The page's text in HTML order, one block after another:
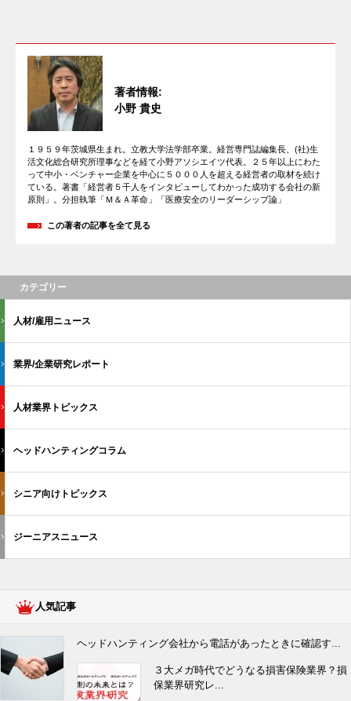
著者情報:
小野 貴史
１９５９年茨城県生まれ。立教大学法学部卒業。経営専門誌編集長、(社)生
活文化総合研究所理事などを経て小野アソシエイツ代表。２５年以上にわた
って中小・ベンチャー企業を中心に５０００人を超える経営者の取材を続け
ている。著書「経営者５千人をインタビューしてわかった成功する会社の新
原則」。分担執筆「Ｍ＆Ａ革命」「医療安全のリーダーシップ論」
この著者の記事を全て見る
カテゴリー
人材/雇用ニュース
業界/企業研究レポート
人材業界トピックス
ヘッドハンティングコラム
シニア向けトピックス
ジーニアスニュース
人気記事
ヘッドハンティング会社から電話があったときに確認す...
３大メガ時代でどうなる損害保険業界？損
保業界研究レ...